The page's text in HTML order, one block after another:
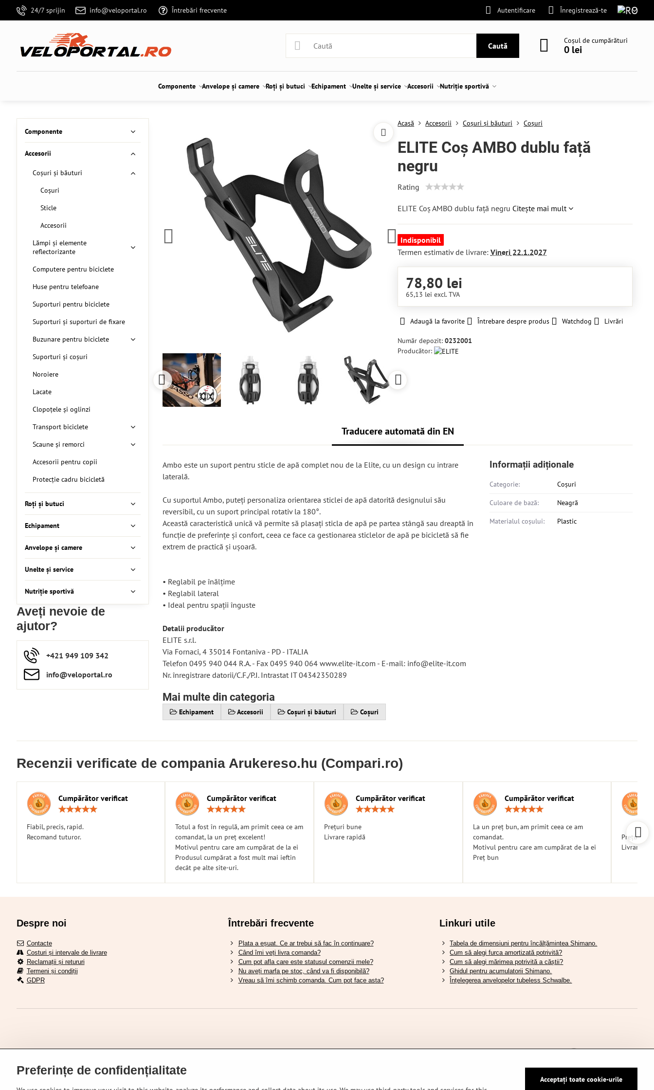
24/7 sprijin info@veloportal.ro Întrebări frecvente Autentificare Înregistrează-te
Caută
Coșul de cumpărături
0 lei
Componente Anvelope și camere Roți și butuci Echipament Unelte și service Accesorii Nutriție sportivă
Acasă Accesorii Coșuri și băuturi Coșuri
ELITE Coș AMBO dublu față
negru
Rating
ELITE Coș AMBO dublu față negru Citește mai mult
Indisponibil
Termen estimativ de livrare:Vineri 22.1.2027
78,80 lei
65,13 leiexcl. TVA
Adaugă la favorite Întrebare despre produs Watchdog Livrări
Număr depozit:0232001
Producător:
Traducere automată din EN
Ambo este un suport pentru sticle de apă complet nou de la Elite, cu un design cu intrare
laterală.
Cu suportul Ambo, puteți personaliza orientarea sticlei de apă datorită designului său
reversibil, cu un suport principal rotativ la 180°.
Această caracteristică unică vă permite să plasați sticla de apă pe partea stângă sau dreaptă în
funcție de preferințe și confort, ceea ce face ca gestionarea sticlelor de apă pe bicicletă să fie
extrem de practică și ușoară.
• Reglabil pe înălțime
• Reglabil lateral
• Ideal pentru spații înguste
Detalii producător
ELITE s.r.l.
Via Fornaci, 4 35014 Fontaniva - PD - ITALIA
Telefon 0495 940 044 R.A. - Fax 0495 940 064 www.elite-it.com - E-mail: info@elite-it.com
Nr. înregistrare datorii/C.F./P.I. Intrastat IT 04342350289
Mai multe din categoria
Echipament Accesorii Coșuri și băuturi Coșuri
Informații adiționale
Categorie: Coșuri
Culoare de bază: Neagră
Materialul coșului: Plastic
Componente
Accesorii
Coșuri și băuturi
Coșuri
Sticle
Accesorii
Lămpi și elemente
reflectorizante
Computere pentru biciclete
Huse pentru telefoane
Suporturi pentru biciclete
Suporturi și suporturi de fixare
Buzunare pentru biciclete
Suporturi și coșuri
Noroiere
Lacate
Clopoțele și oglinzi
Transport biciclete
Scaune și remorci
Accesorii pentru copii
Protecție cadru bicicletă
Roți și butuci
Echipament
Anvelope și camere
Unelte și service
Nutriție sportivă
Aveți nevoie de
ajutor?
+421 949 109 342
info​​@veloportal​.ro
Recenzii verificate de compania Arukereso.hu (Compari.ro)
Cumpărător verificat
Fiabil, precis, rapid.
Recomand tuturor.
Cumpărător verificat
/
5
Totul a fost în regulă, am primit ceea ce am
comandat, la un preț excelent!
Motivul pentru care am cumpărat de la ei
Produsul cumpărat a fost mult mai ieftin
decât pe alte site-uri.
Cumpărător verificat
Prețuri bune
Livrare rapidă
Cumpărător verificat
/
5
La un preț bun, am primit ceea ce am
comandat.
Motivul pentru care am cumpărat de la ei
Preț bun
Prețuri
Livrare
Despre noi
Contacte
Costuri și intervale de livrare
Reclamații și retururi
Termeni și condiții
GDPR
Întrebări frecvente
Plata a eșuat. Ce ar trebui să fac în continuare?
Când îmi veți livra comanda?
Cum pot afla care este statusul comenzii mele?
Nu aveți marfa pe stoc, când va fi disponibilă?
Vreau să îmi schimb comanda. Cum pot face asta?
Linkuri utile
Tabela de dimensiuni pentru încălțămintea Shimano.
Cum să alegi furca amortizată potrivită?
Cum să alegi mărimea potrivită a căștii?
Ghidul pentru acumulatorii Shimano.
Înțelegerea anvelopelor tubeless Schwalbe.
Preferințe de confidențialitate
Acceptați toate cookie-urile